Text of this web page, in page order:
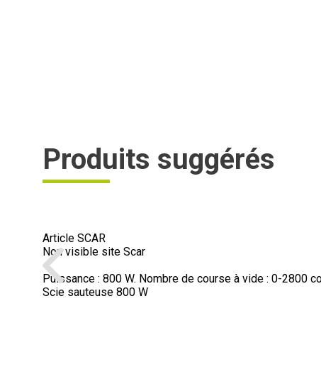
Produits suggérés
Article SCAR
Non visible site Scar
Puissance : 800 W. Nombre de course à vide : 0-2800
Scie sauteuse 800 W